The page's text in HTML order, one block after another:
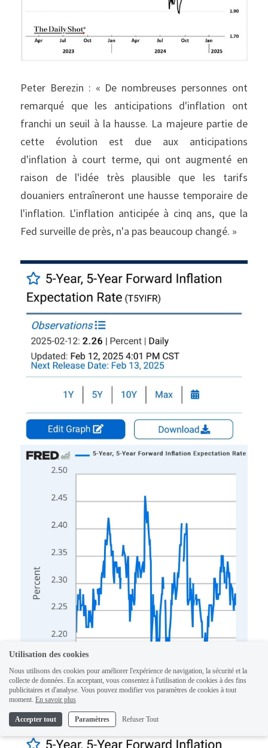
Peter Berezin : « De nombreuses personnes ont
remarqué que les anticipations d'inflation ont
franchi un seuil à la hausse. La majeure partie de
cette évolution est due aux anticipations
d'inflation à court terme, qui ont augmenté en
raison de l'idée très plausible que les tarifs
douaniers entraîneront une hausse temporaire de
l'inflation. L'inflation anticipée à cinq ans, que la
Fed surveille de près, n'a pas beaucoup changé. »
Utilisation des cookies
Nous utilisons des cookies pour améliorer l'expérience de navigation, la sécurité et la
collecte de données. En acceptant, vous consentez à l'utilisation de cookies à des fins
publicitaires et d'analyse. Vous pouvez modifier vos paramètres de cookies à tout
moment. En savoir plus
Accepter tout Paramètres Refuser Tout